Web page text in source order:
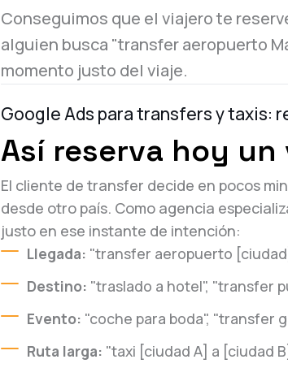
Conseguimos que el viajero te
alguien busca "transfer aeropuerto
momento justo del viaje.
Google Ads para transfers y taxis:
Así reserva hoy
El cliente de transfer decide en pocos
desde otro país. Como agencia
justo en ese instante de intención:
Llegada: "transfer aeropuerto
Destino: "traslado a hotel", "transfer
Evento: "coche para boda", "transfer
Ruta larga: "taxi [ciudad A] a [ciudad